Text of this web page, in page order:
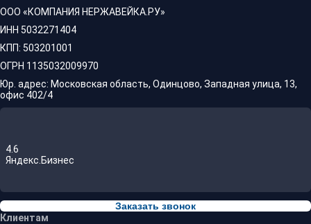
ООО «КОМПАНИЯ НЕРЖАВЕЙКА.РУ»
ИНН 5032271404
КПП: 503201001
ОГРН 1135032009970
Юр. адрес: Московская область, Одинцово, Западная улица, 13,
офис 402/4
4.6
Яндекс.Бизнес
Заказать звонок
Клиентам